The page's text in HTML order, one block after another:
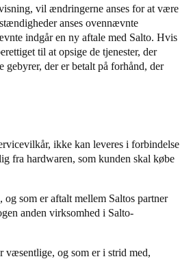
vil ændringerne anses for at være
anses ovennævnte
indgår en ny aftale med Salto. Hvis
til at opsige de tjenester, der
der er betalt på forhånd, der
ikke kan leveres i forbindelse
fra hardwaren, som kunden skal købe
som er aftalt mellem Saltos partner
anden virksomhed i Salto-
væsentlige, og som er i strid med,